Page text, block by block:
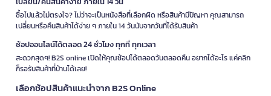
ซื้อไปแล้วไม่ตรงใจ? ไม่ว่าจะเป็นหนังสือที่เลือกผิด หรือสินค้ามีปัญหา คุณสามารถ
เปลี่ยนหรือคืนสินค้าได้ง่าย ๆ ภายใน 14 วันนับจากวันที่ได้รับสินค้า
ช้อปออนไลน์ได้ตลอด 24 ชั่วโมง ทุกที่ ทุกเวลา
สะดวกสุดๆ! B2S online เปิดให้คุณช้อปได้ตลอดวันตลอดคืน อยากได้อะไร แค่คลิก
ก็รอรับสินค้าที่บ้านได้เลย!
เลือกช้อปสินค้าแนะนำจาก B2S Online